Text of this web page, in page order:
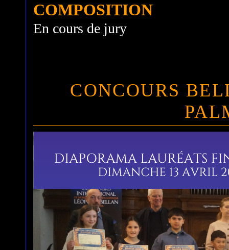
COMPOSITION
En cours de jury
CONCOURS